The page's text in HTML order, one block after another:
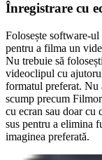
Înregistrare cu
Folosește software-
pentru a filma un
Nu trebuie să
videoclipul cu
formatul preferat. Nu
scump precum
cu ecran sau doar cu
sus pentru a elimina
imaginea preferată.